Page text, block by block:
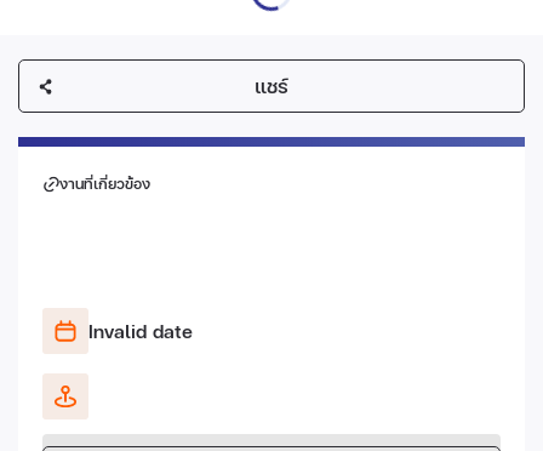
แชร์
งานที่เกี่ยวข้อง
Invalid date